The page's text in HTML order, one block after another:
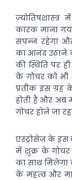
कारक माना
संपन्‍न रहेगा
का आनंद उठाने
की स्थिति पर
के गोचर को भी
प्रतीक इस ग्रह
होती हैं और अब
गोचर होने जा
एस्‍ट्रोसेज के इस
में शुक्र के गोचर
का साथ मिलेगा
के महत्‍व और